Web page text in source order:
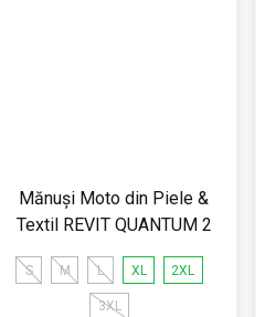
Mănuși Moto din Piele &
Textil REVIT QUANTUM 2
S M L XL 2XL
3XL